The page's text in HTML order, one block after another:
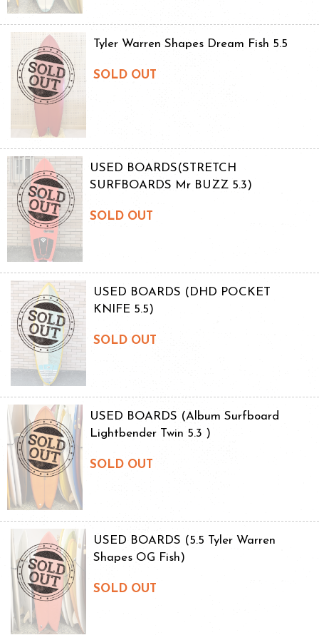
Tyler Warren Shapes Dream Fish 5.5
SOLD OUT
USED BOARDS(STRETCH
SURFBOARDS Mr BUZZ 5.3)
SOLD OUT
USED BOARDS (DHD POCKET
KNIFE 5.5)
SOLD OUT
USED BOARDS (Album Surfboard
Lightbender Twin 5.3 )
SOLD OUT
USED BOARDS (5.5 Tyler Warren
Shapes OG Fish)
SOLD OUT